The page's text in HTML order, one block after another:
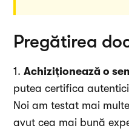
Pregătirea
1.Achiziționează o
putea certifica
Noi am testat mai
avut cea mai bună